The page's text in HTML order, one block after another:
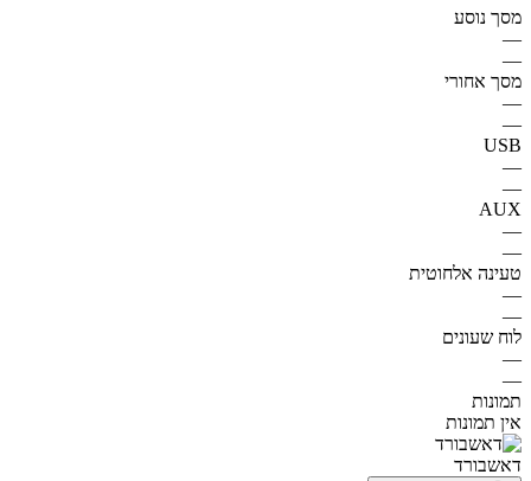
מסך נוסע
—
—
מסך אחורי
—
—
USB
—
—
AUX
—
—
טעינה אלחוטית
—
—
לוח שעונים
—
—
תמונות
אין תמונות
דאשבורד